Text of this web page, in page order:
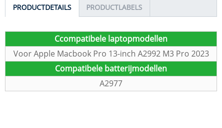
PRODUCTDETAILS PRODUCTLABELS
Ccompatibele laptopmodellen
Voor Apple Macbook Pro 13-inch A2992 M3 Pro 2023
Compatibele batterijmodellen
A2977